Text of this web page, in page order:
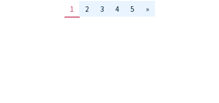
1 2 3 4 5 »